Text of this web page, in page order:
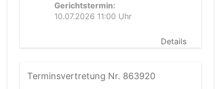
Gerichtstermin:
10.07.2026 11:00 Uhr
Details
Terminsvertretung Nr. 863920